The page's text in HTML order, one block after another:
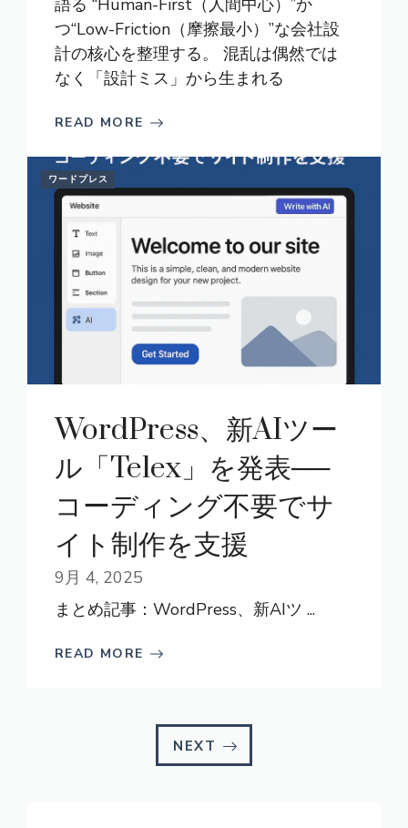
語る “Human-First（人間中心）”か
つ“Low-Friction（摩擦最小）”な会社設
計の核心を整理する。 混乱は偶然では
なく「設計ミス」から生まれる
READ MORE
ワードプレス
WordPress、新AIツー
ル「Telex」を発表──
コーディング不要でサ
イト制作を支援
9月 4, 2025
まとめ記事：WordPress、新AIツ ...
READ MORE
NEXT